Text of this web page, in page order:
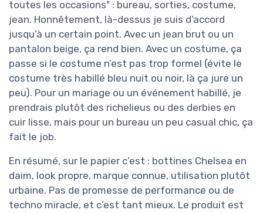
toutes les occasions" : bureau, sorties, costume,
jean. Honnêtement, là-dessus je suis d’accord
jusqu’à un certain point. Avec un jean brut ou un
pantalon beige, ça rend bien. Avec un costume, ça
passe si le costume n’est pas trop formel (évite le
costume très habillé bleu nuit ou noir, là ça jure un
peu). Pour un mariage ou un événement habillé, je
prendrais plutôt des richelieus ou des derbies en
cuir lisse, mais pour un bureau un peu casual chic, ça
fait le job.
En résumé, sur le papier c’est : bottines Chelsea en
daim, look propre, marque connue, utilisation plutôt
urbaine. Pas de promesse de performance ou de
techno miracle, et c’est tant mieux. Le produit est